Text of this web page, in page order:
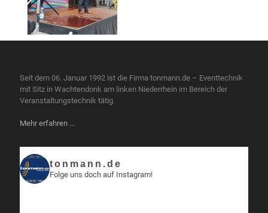
Seit dem 06. Januar 1992 ist die Firma tonmann.de – Eventtechnik
mit Sitz in Wachtendonk am linken Niederrhein im Bereich der
Veranstaltungstechnik tätig.
Mehr erfahren ...
tonmann.de
Folge uns doch auf Instagram!